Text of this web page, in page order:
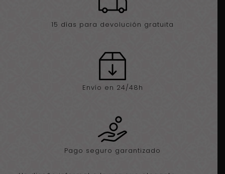
15 días para devolución gratuita
Envío en 24/48h
Pago seguro garantizado